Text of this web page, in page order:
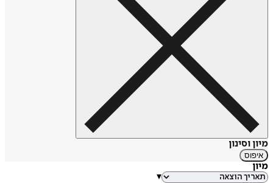
מיון וסינון
איפוס
מיון
▾